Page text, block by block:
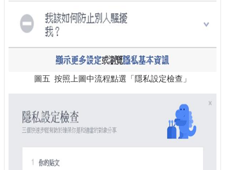
圖五 按照上圖中流程點選「隱私設定檢查」